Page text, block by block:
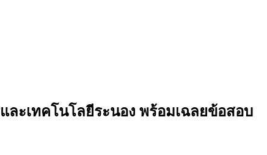
ละเทคโนโลยีระนอง พร้อมเฉลยข้อสอบ